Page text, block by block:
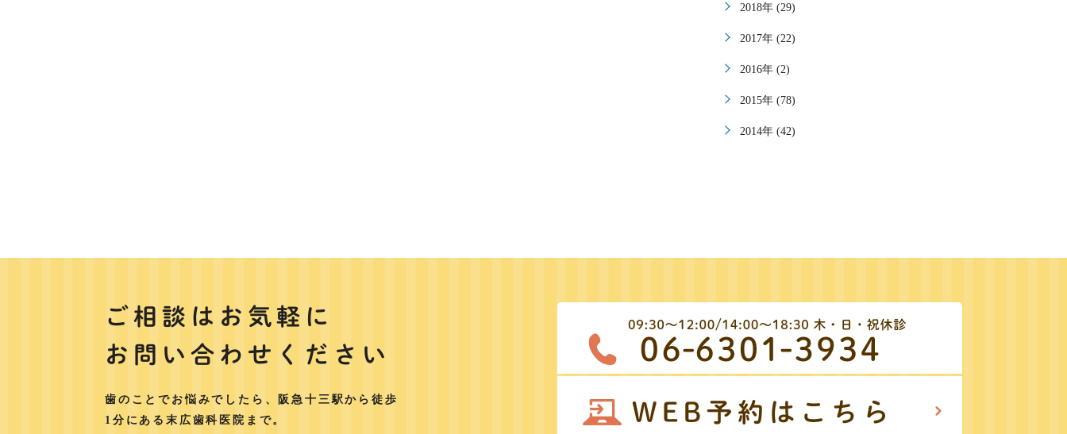
2018年 (29)
2017年 (22)
2016年 (2)
2015年 (78)
2014年 (42)
ご相談はお気軽に
お問い合わせください
歯のことでお悩みでしたら、阪急十三駅から徒歩
1分にある末広歯科医院まで。